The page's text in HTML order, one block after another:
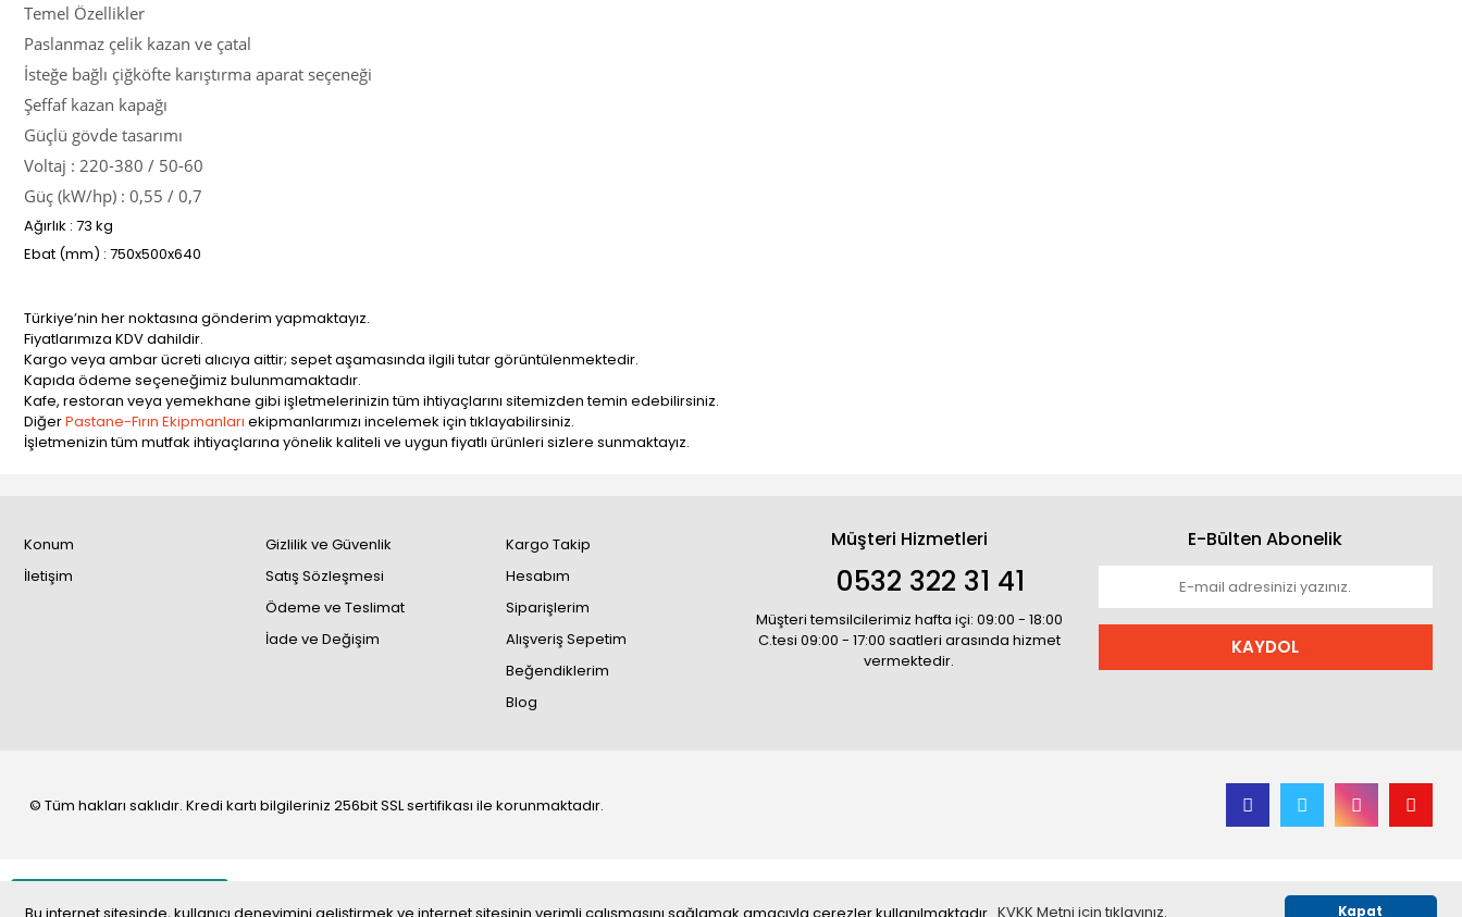
Bu internet sitesinde, kullanıcı deneyimini geliştirmek ve internet sitesinin verimli çalışmasını sağlamak amacıyla çerezler kullanılmaktadır. KVKK Metni için tıklayınız. Kapat
Whatsapp
Temel Özellikler
Paslanmaz çelik kazan ve çatal
İsteğe bağlı çiğköfte karıştırma aparat seçeneği
Şeffaf kazan kapağı
Güçlü gövde tasarımı
Voltaj : 220-380 / 50-60
Güç (kW/hp) : 0,55 / 0,7
Ağırlık : 73 kg
Ebat (mm) : 750x500x640
Türkiye’nin her noktasına gönderim yapmaktayız.
Fiyatlarımıza KDV dahildir.
Kargo veya ambar ücreti alıcıya aittir; sepet aşamasında ilgili tutar görüntülenmektedir.
Kapıda ödeme seçeneğimiz bulunmamaktadır.
Kafe, restoran veya yemekhane gibi işletmelerinizin tüm ihtiyaçlarını sitemizden temin edebilirsiniz.
DiğerPastane-Fırın Ekipmanları ekipmanlarımızı incelemek için tıklayabilirsiniz.
İşletmenizin tüm mutfak ihtiyaçlarına yönelik kaliteli ve uygun fiyatlı ürünleri sizlere sunmaktayız.
Konum
İletişim
Gizlilik ve Güvenlik
Satış Sözleşmesi
Ödeme ve Teslimat
İade ve Değişim
Kargo Takip
Hesabım
Siparişlerim
Alışveriş Sepetim
Beğendiklerim
Blog
Müşteri Hizmetleri
0532 322 31 41
Müşteri temsilcilerimiz hafta içi: 09:00 - 18:00
C.tesi 09:00 - 17:00 saatleri arasında hizmet
vermektedir.
E-Bülten Abonelik
KAYDOL
© Tüm hakları saklıdır. Kredi kartı bilgileriniz 256bit SSL sertifikası ile korunmaktadır.